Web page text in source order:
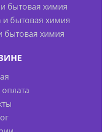
бытовая химия
и бытовая химия
бытовая химия